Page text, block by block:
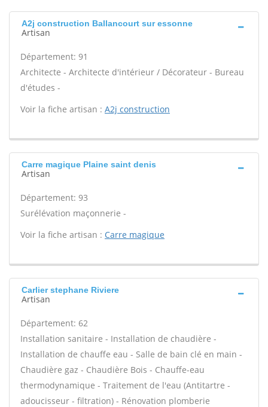
A2j construction Ballancourt sur essonne
Artisan
Département: 91
Architecte - Architecte d'intérieur / Décorateur - Bureau
d'études -
Voir la fiche artisan : A2j construction
Carre magique Plaine saint denis
Artisan
Département: 93
Surélévation maçonnerie -
Voir la fiche artisan : Carre magique
Carlier stephane Riviere
Artisan
Département: 62
Installation sanitaire - Installation de chaudière -
Installation de chauffe eau - Salle de bain clé en main -
Chaudière gaz - Chaudière Bois - Chauffe-eau
thermodynamique - Traitement de l'eau (Antitartre -
adoucisseur - filtration) - Rénovation plomberie